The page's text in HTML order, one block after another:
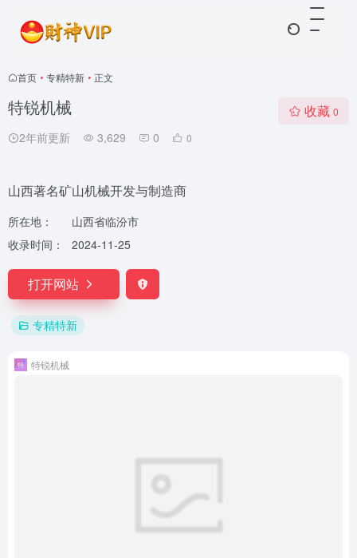
首页 • 专精特新 • 正文
特锐机械
2年前更新 3,629 0 0
收藏 0
山西著名矿山机械开发与制造商
所在地：
山西省临汾市
收录时间：
2024-11-25
打开网站
专精特新
特锐机械